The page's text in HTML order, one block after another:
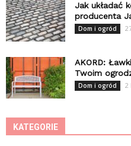
Jak układać
producenta
Dom i ogród
AKORD:
Twoim
Dom i ogród 2
KATEGORIE